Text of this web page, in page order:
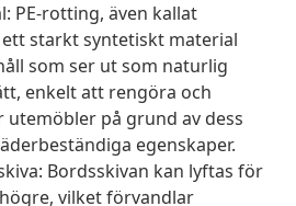
PE-rotting, även kallat
starkt syntetiskt material
som ser ut som naturlig
enkelt att rengöra och
utemöbler på grund av dess
egenskaper.
Bordsskivan kan lyftas för
vilket förvandlar